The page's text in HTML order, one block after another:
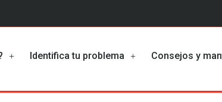
Identifica tu problema Consejos y